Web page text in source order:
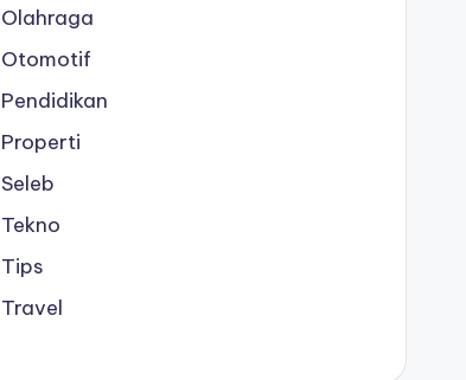
Olahraga
Otomotif
Pendidikan
Properti
Seleb
Tekno
Tips
Travel